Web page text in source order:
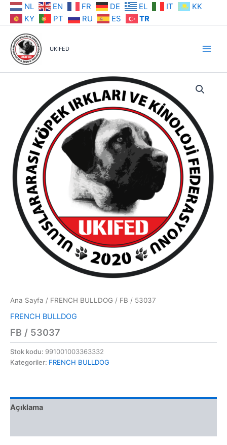
İçeriğe NL EN FR DE EL IT
KK
KY
PT RU ES TR
UKIFED
Ana Sayfa / FRENCH BULLDOG / FB / 53037
FRENCH BULLDOG
FB / 53037
Stok kodu: 991001003363332
Kategoriler: FRENCH BULLDOG
Açıklama